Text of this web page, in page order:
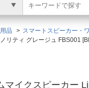
品 スマートスピーカー・
リティ グレージュ FBS001
マイクスピーカー